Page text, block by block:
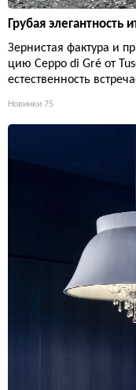
Грубая элегантность
Зернистая фактура и
цию Ceppo di Gré от
естественность
Новинки 75